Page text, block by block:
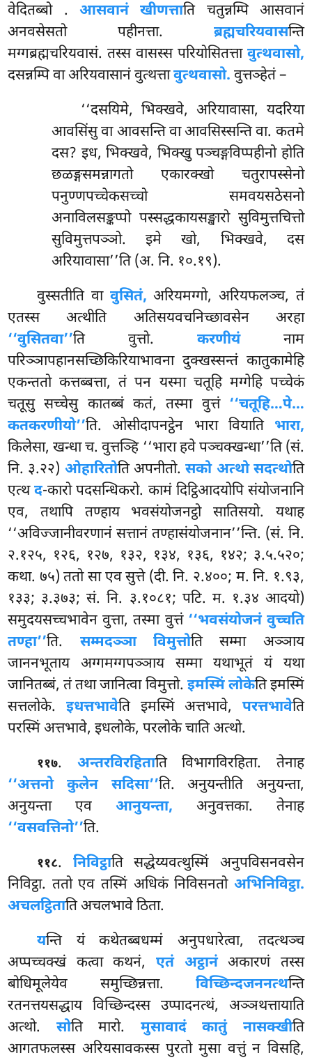
वेदितब्बो . आसवानं खीणत्ताति चतुन्नम्पि आसवानं
अनवसेसतो पहीनत्ता. ब्रह्मचरियवासन्ति
मग्गब्रह्मचरियवासं. तस्स वासस्स परियोसितत्ता वुत्थवासो,
दसन्नम्पि वा अरियवासानं वुत्थत्तावुत्थवासो. वुत्तञ्हेतं –
‘‘दसयिमे, भिक्खवे, अरियावासा, यदरिया
आवसिंसु वा आवसन्ति वा आवसिस्सन्ति वा. कतमे
दस? इध, भिक्खवे, भिक्खु पञ्चङ्गविप्पहीनो होति
छळङ्गसमन्नागतो एकारक्खो चतुरापस्सेनो
पनुण्णपच्चेकसच्चो समवयसठेसनो
अनाविलसङ्कप्पो पस्सद्धकायसङ्खारो सुविमुत्तचित्तो
सुविमुत्तपञ्ञो. इमे खो, भिक्खवे, दस
अरियावासा’’ति (अ. नि. १०.१९).
वुस्सतीति वा वुसितं, अरियमग्गो, अरियफलञ्च, तं
एतस्स अत्थीति अतिसयवचनिच्छावसेन अरहा
‘‘वुसितवा’’ति वुत्तो. करणीयंनाम
परिञ्ञापहानसच्छिकिरियाभावना दुक्खस्सन्तं कातुकामेहि
एकन्ततो कत्तब्बत्ता, तं पन यस्मा चतूहि मग्गेहि पच्चेकं
चतूसु सच्चेसु कातब्बं कतं, तस्मा वुत्तं ‘‘चतूहि…पे…
कतकरणीयो’’ति. ओसीदापनट्ठेन भारा वियाति भारा,
किलेसा, खन्धा च. वुत्तञ्हि ‘‘भारा हवे पञ्चक्खन्धा’’ति (सं.
नि. ३.२२) ओहारितोति अपनीतो.सको अत्थो सदत्थोति
एत्थद-कारो पदसन्धिकरो. कामं दिट्ठिआदयोपि संयोजनानि
एव, तथापि तण्हाय भवसंयोजनट्ठो सातिसयो. यथाह
‘‘अविज्जानीवरणानंसत्तानं तण्हासंयोजनान’’न्ति. (सं. नि.
२.१२५, १२६, १२७, १३२, १३४, १३६, १४२; ३.५.५२०;
कथा. ७५) ततो सा एव सुत्ते (दी. नि. २.४००; म. नि. १.९३,
१३३; ३.३७३; सं. नि. ३.१०८१; पटि. म. १.३४ आदयो)
समुदयसच्चभावेन वुत्ता, तस्मा वुत्तं ‘‘भवसंयोजनं वुच्चति
तण्हा’’ति. सम्मदञ्ञा विमुत्तोति सम्मा अञ्ञाय
जाननभूताय अग्गमग्गपञ्ञायसम्मा यथाभूतं यं यथा
जानितब्बं, तं तथा जानित्वा विमुत्तो. इमस्मिं लोकेति इमस्मिं
सत्तलोके. इधत्तभावेति इमस्मिं अत्तभावे, परत्तभावेति
परस्मिं अत्तभावे, इधलोके, परलोके चाति अत्थो.
११७. अन्तरविरहिताति विभागविरहिता. तेनाह
‘‘अत्तनो कुलेन सदिसा’’ति. अनुयन्तीति अनुयन्ता,
अनुयन्ता एव आनुयन्ता, अनुवत्तका. तेनाह
‘‘वसवत्तिनो’’ति.
११८. निविट्ठातिसद्धेय्यवत्थुस्मिं अनुपविसनवसेन
निविट्ठा. ततो एव तस्मिं अधिकं निविसनतो अभिनिविट्ठा.
अचलट्ठिताति अचलभावे ठिता.
यन्ति यं कथेतब्बधम्मं अनुपधारेत्वा, तदत्थञ्च
अप्पच्चक्खं कत्वा कथनं, एतं अट्ठानंअकारणं तस्स
बोधिमूलेयेव समुच्छिन्नत्ता. विच्छिन्दजननत्थन्ति
रतनत्तयसद्धाय विच्छिन्दस्स उप्पादनत्थं, अञ्ञथत्तायाति
अत्थो. सोति मारो. मुसावादं कातुं नासक्खीति
आगतफलस्स अरियसावकस्स पुरतो मुसा वत्तुं न विसहि,